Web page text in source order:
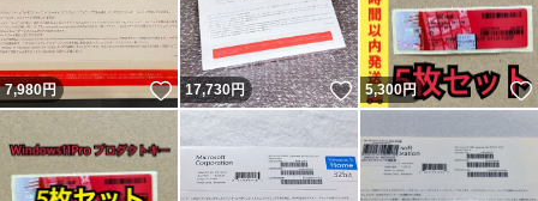
7,980円 いいね！
17,730円 いいね！
5,300円